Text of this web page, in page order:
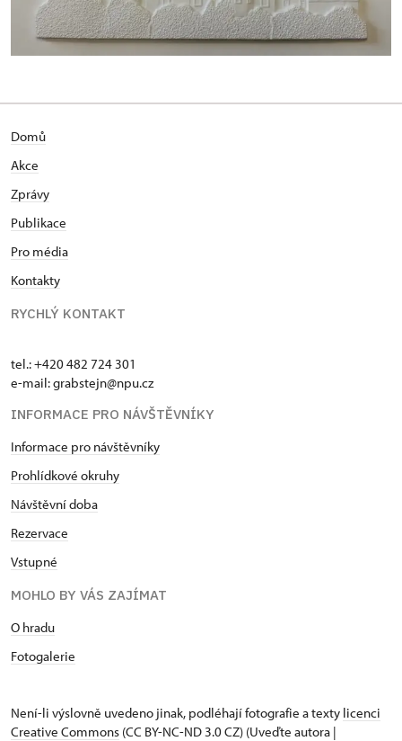
Domů
Akce
Zprávy
Publikace
Pro média
Kontakty
RYCHLÝ KONTAKT
tel.: +420 482 724 301
e-mail: grabstejn@npu.cz
INFORMACE PRO NÁVŠTĚVNÍKY
Informace pro návštěvníky
Prohlídkové okruhy
Návštěvní doba
Rezervace
Vstupné
MOHLO BY VÁS ZAJÍMAT
O hradu
Fotogalerie
Není-li výslovně uvedeno jinak, podléhají fotografie a texty licenci
Creative Commons (CC BY-NC-ND 3.0 CZ) (Uveďte autora |